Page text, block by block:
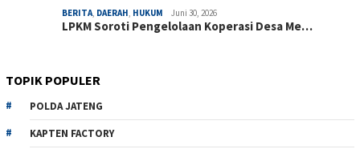
BERITA, DAERAH, HUKUM Juni 30, 2026
LPKM Soroti Pengelolaan Koperasi Desa Me…
TOPIK POPULER
POLDA JATENG
KAPTEN FACTORY